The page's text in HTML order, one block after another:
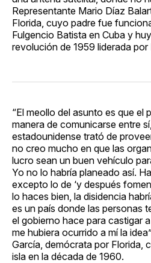
Representante Mario Díaz
Florida, cuyo padre fue
Fulgencio Batista en Cuba y
revolución de 1959 liderada por
“El meollo del asunto es que el
manera de comunicarse entre
estadounidense trató de
no creo mucho en que las
lucro sean un buen vehículo
Yo no lo habría planeado así.
excepto lo de ‘y después
lo haces bien, la disidencia
es un país donde las personas
el gobierno hace para castigar
me hubiera ocurrido a mí la
García, demócrata por Florida,
isla en la década de 1960.